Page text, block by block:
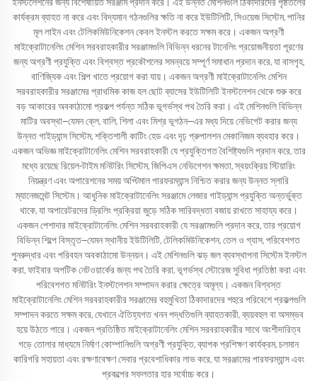
ইনস্টলেশনের জন্য বিশেষায়িত সরঞ্জাম প্রদান করে। এই উন্নত মেশিনগুলি ঠিকাদারদের পৃষ্ঠতলের
কার্যক্রম ব্যাহত না করে এবং বিদ্যমান গঠনগুলির ক্ষতি না করে ইউটিলিটি, সিওয়েজ সিস্টেম, পানির
মূল লাইন এবং টেলিকমিউনিকেশন কেবল ইনস্টল করতে সক্ষম করে। একজন অগ্রণী
মাইক্রোটানেলিং মেশিন সরবরাহকারীর সরঞ্জামগুলি বিভিন্ন ধরনের টানেলিং প্রয়োজনীয়তা পূরণের
জন্য অগ্রণী প্রযুক্তি এবং বিশ্বস্ত প্রকৌশলের সমন্বয়ে সম্পূর্ণ সমাধান প্রদান করে, যা বাসগৃহ,
বাণিজ্যিক এবং শিল্প খাতে প্রয়োগ করা যায়। একজন অগ্রণী মাইক্রোটানেলিং মেশিন
সরবরাহকারীর সরঞ্জামের প্রাথমিক কাজ হল ছোট ব্যাসের ইউটিলিটি ইনস্টলেশন থেকে শুরু করে
বড় আকারের অবকাঠামো প্রকল্প পর্যন্ত সঠিক ভূগর্ভস্থ পথ তৈরি করা। এই মেশিনগুলি বিভিন্ন
মাটির অবস্থা—যেমন ক্লে, বালি, শিলা এবং মিশ্র ভূগঠন—এর মধ্য দিয়ে নেভিগেট করার জন্য
উন্নত গাইড্যান্স সিস্টেম, শক্তিশালী কাটিং হেড এবং দৃঢ় প্রুপালশন মেকানিজম ব্যবহার করে।
একজন অভিজ্ঞ মাইক্রোটানেলিং মেশিন সরবরাহকারী যে প্রযুক্তিগত বৈশিষ্ট্যগুলি প্রদান করে, তার
মধ্যে রয়েছে রিয়েল-টাইম মনিটরিং সিস্টেম, জিপিএস নেভিগেশন ক্ষমতা, স্বয়ংক্রিয় স্টিয়ারিং
নিয়ন্ত্রণ এবং অপারেশনের সময় অপ্টিমাল পারফরম্যান্স নিশ্চিত করার জন্য উন্নত স্লারি
ম্যানেজমেন্ট সিস্টেম। আধুনিক মাইক্রোটানেলিং সরঞ্জামে লেজার গাইড্যান্স প্রযুক্তি অন্তর্ভুক্ত
থাকে, যা অপারেটরদের ড্রিলিং প্রক্রিয়া জুড়ে সঠিক সারিবদ্ধতা বজায় রাখতে সাহায্য করে।
একজন পেশাদার মাইক্রোটানেলিং মেশিন সরবরাহকারী যে সরঞ্জামগুলি প্রদান করে, তার প্রয়োগ
বিভিন্ন শিল্পে বিস্তৃত—যেমন স্থানীয় ইউটিলিটি, টেলিকমিউনিকেশন, তেল ও গ্যাস, পরিবেশগত
পুনরুদ্ধার এবং পরিবহন অবকাঠামো উন্নয়ন। এই মেশিনগুলি ঝড় জল ব্যবস্থাপনা সিস্টেম ইনস্টল
করা, ফাইবার অপটিক নেটওয়ার্কের জন্য পথ তৈরি করা, ভূগর্ভস্থ স্টোরেজ সুবিধা প্রতিষ্ঠা করা এবং
পরিবেশগত মনিটরিং ইনস্টলেশন সম্পাদন করার ক্ষেত্রে অমূল্য। একজন বিশ্বস্ত
মাইক্রোটানেলিং মেশিন সরবরাহকারীর সরঞ্জামের বহুমুখিতা ঠিকাদারদের শহুরে পরিবেশে প্রকল্পগুলি
সম্পাদন করতে সক্ষম করে, যেখানে ঐতিহ্যগত খনন পদ্ধতিগুলি ব্যাহতকারী, ব্যয়বহুল বা অসম্ভব
হয়ে উঠতে পারে। একজন প্রতিষ্ঠিত মাইক্রোটানেলিং মেশিন সরবরাহকারীর সাথে অংশীদারিত্ব
গড়ে তোলার মাধ্যমে নির্মাণ কোম্পানিগুলি অগ্রণী প্রযুক্তি, ব্যাপক প্রশিক্ষণ কার্যক্রম, চলমান
কারিগরি সহায়তা এবং রক্ষণাবেক্ষণ সেবার প্রবেশাধিকার লাভ করে, যা সরঞ্জামের পারফরম্যান্স এবং
প্রকল্পের সফলতার হার সর্বোচ্চ করে।